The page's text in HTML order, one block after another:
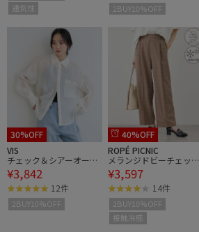
通気性
2BUY10%OFF
30%OFF
VIS
チェック＆シアーオーバ
ーシャツ
¥3,842
12件
2BUY10%OFF
40%OFF
ROPÉ PICNIC
メランジドビーチェック
パンツ/セットアップ対
応・防シワ・接触冷感
¥3,597
14件
2BUY10%OFF
接触冷感